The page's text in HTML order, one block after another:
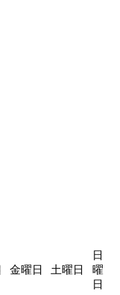
金曜日 土曜日
日
曜
日